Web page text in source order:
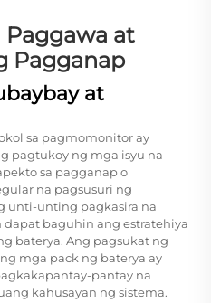
Paggawa at
Pagganap
at
sa pagmomonitor ay
pagtukoy ng mga isyu na
sa pagganap o
na pagsusuri ng
unti-unting pagkasira na
baguhin ang estratehiya
baterya. Ang pagsukat ng
mga pack ng baterya ay
pantay na
kahusayan ng sistema.